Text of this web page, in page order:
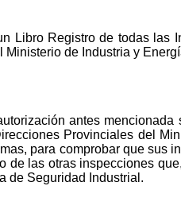
Libro Registro de todas
de Industria y
antes
Provinciales del
para comprobar que sus
de las otras inspecciones
de Seguridad Industrial.